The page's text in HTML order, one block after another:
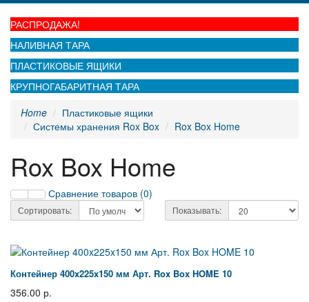
РАСПРОДАЖА!
НАЛИВНАЯ ТАРА
ПЛАСТИКОВЫЕ ЯЩИКИ
КРУПНОГАБАРИТНАЯ ТАРА
Home
Пластиковые ящики
Системы хранения Rox Box
Rox Box Home
Rox Box Home
Сравнение товаров (0)
Сортировать: Показывать:
Контейнер 400x225x150 мм Арт. Rox Box HOME 10
356.00 р.